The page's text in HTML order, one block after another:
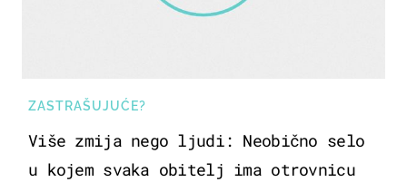
ZASTRAŠUJUĆE?
Više zmija nego ljudi: Neobično selo
u kojem svaka obitelj ima otrovnicu